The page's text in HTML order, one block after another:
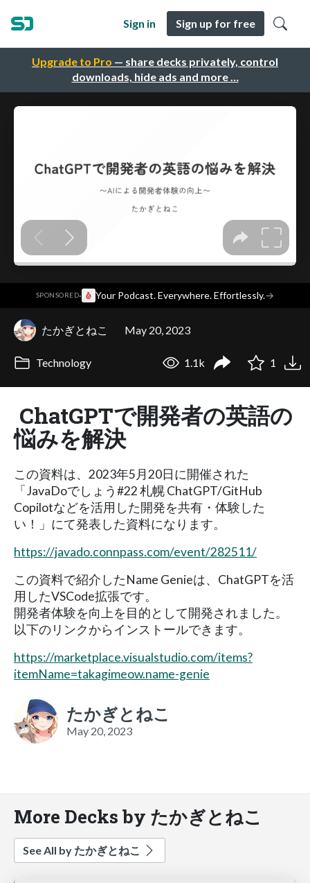
Upgrade to Pro — share decks privately, control
downloads, hide ads and more …
Sign in Sign up for free
SPONSORED· Your Podcast. Everywhere. Effortlessly.→
たかぎとねこ May 20, 2023
Technology 1.1k 1
ChatGPTで開発者の英語の
悩みを解決
この資料は、2023年5月20日に開催された
「JavaDoでしょう#22 札幌 ChatGPT/GitHub
Copilotなどを活用した開発を共有・体験した
い！」にて発表した資料になります。
https://javado.connpass.com/event/282511/
この資料で紹介したName Genieは、ChatGPTを活
用したVSCode拡張です。
開発者体験を向上を目的として開発されました。
以下のリンクからインストールできます。
https://marketplace.visualstudio.com/items?
itemName=takagimeow.name-genie
たかぎとねこ
May 20, 2023
More Decks by たかぎとねこ
See All by たかぎとねこ